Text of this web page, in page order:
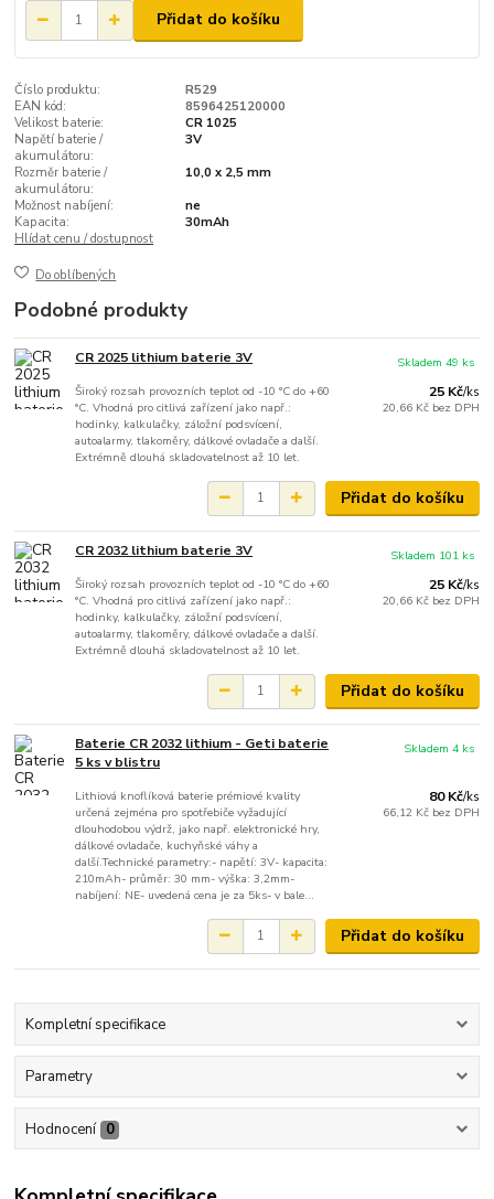
Přidat do košíku
Číslo produktu:
R529
EAN kód:
8596425120000
Velikost baterie:
CR 1025
Napětí baterie /
akumulátoru:
3V
Rozměr baterie /
akumulátoru:
10,0 x 2,5 mm
Možnost nabíjení:
ne
Kapacita:
30mAh
Hlídat cenu / dostupnost
Do oblíbených
Podobné produkty
CR 2025 lithium baterie 3V
Široký rozsah provozních teplot od -10 °C do +60
°C. Vhodná pro citlivá zařízení jako např.:
hodinky, kalkulačky, záložní podsvícení,
autoalarmy, tlakoměry, dálkové ovladače a další.
Extrémně dlouhá skladovatelnost až 10 let.
25 Kč/ks
20,66 Kč bez DPH
Skladem 49 ks
Přidat do košíku
CR 2032 lithium baterie 3V
Široký rozsah provozních teplot od -10 °C do +60
°C. Vhodná pro citlivá zařízení jako např.:
hodinky, kalkulačky, záložní podsvícení,
autoalarmy, tlakoměry, dálkové ovladače a další.
Extrémně dlouhá skladovatelnost až 10 let.
25 Kč/ks
20,66 Kč bez DPH
Skladem 101 ks
Přidat do košíku
Baterie CR 2032 lithium - Geti baterie
5 ks v blistru
Lithiová knoflíková baterie prémiové kvality
určená zejména pro spotřebiče vyžadující
dlouhodobou výdrž, jako např. elektronické hry,
dálkové ovladače, kuchyňské váhy a
další.Technické parametry:- napětí: 3V- kapacita:
210mAh- průměr: 30 mm- výška: 3,2mm-
nabíjení: NE- uvedená cena je za 5ks- v bale...
80 Kč/ks
66,12 Kč bez DPH
Skladem 4 ks
Přidat do košíku
Kompletní specifikace
Parametry
Hodnocení 0